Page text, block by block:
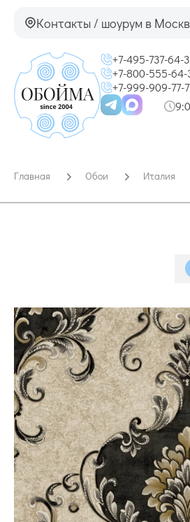
Контакты / шоурум в
+7-495-737-64-
+7-800-555-
+7-999-909-77-
Главная Обои Италия